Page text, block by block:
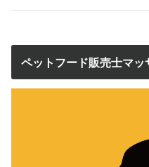
ペットフード販売士マッ